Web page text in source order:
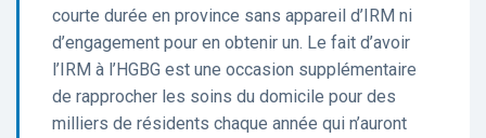
courte durée en province sans appareil d’IRM ni
d’engagement pour en obtenir un. Le fait d’avoir
l’IRM à l’HGBG est une occasion supplémentaire
de rapprocher les soins du domicile pour des
milliers de résidents chaque année qui n’auront